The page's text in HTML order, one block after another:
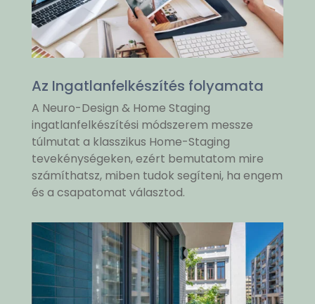
Az Ingatlanfelkészítés folyamata
A Neuro-Design & Home Staging
ingatlanfelkészítési módszerem messze
túlmutat a klasszikus Home-Staging
tevekénységeken, ezért bemutatom mire
számíthatsz, miben tudok segíteni, ha engem
és a csapatomat választod.